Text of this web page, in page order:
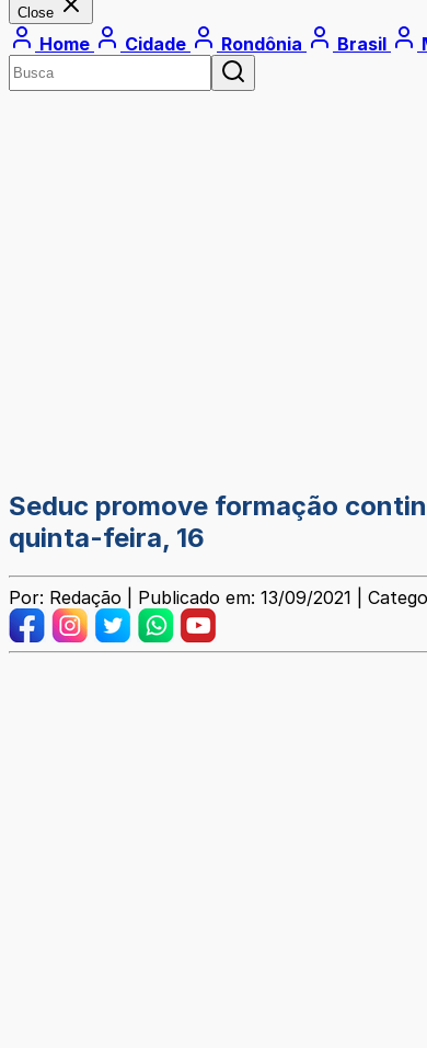
Close
Home Cidade Rondônia Brasil
Seduc promove formação
quinta-feira, 16
Por: Redação | Publicado em: 13/09/2021 |